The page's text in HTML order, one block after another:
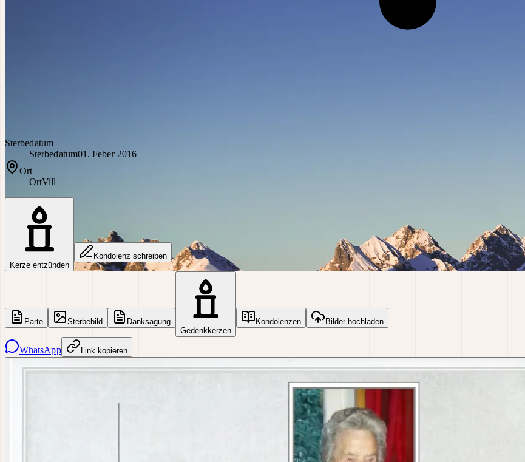
Sterbedatum
Sterbedatum01. Feber 2016
Ort
OrtVill
Kerze entzünden
Kondolenz schreiben
Parte Sterbebild
Danksagung
Gedenkkerzen
Kondolenzen Bilder hochladen
WhatsApp Link kopieren